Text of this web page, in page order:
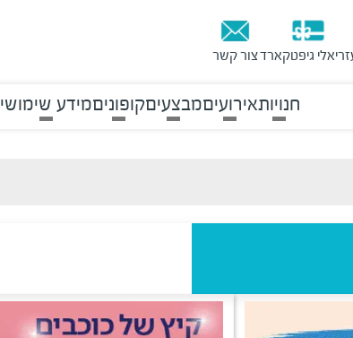
גיפטקארדצור קשר
חנויותאירועיםמבצעיםקופוניםמידע שימושי